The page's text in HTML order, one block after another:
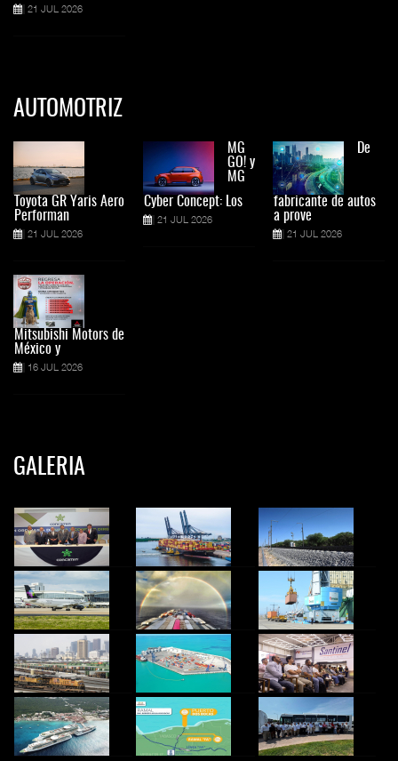
21 JUL 2026
AUTOMOTRIZ
Toyota GR Yaris Aero
Performan
21 JUL 2026
Mitsubishi Motors de
México y
16 JUL 2026
MG
GO! y
MG
Cyber Concept: Los
21 JUL 2026
De
fabricante de autos
a prove
21 JUL 2026
GALERIA